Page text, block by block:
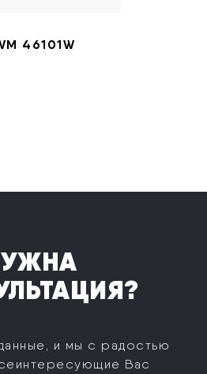
46101W
и мы с радостью
интересующие Вас